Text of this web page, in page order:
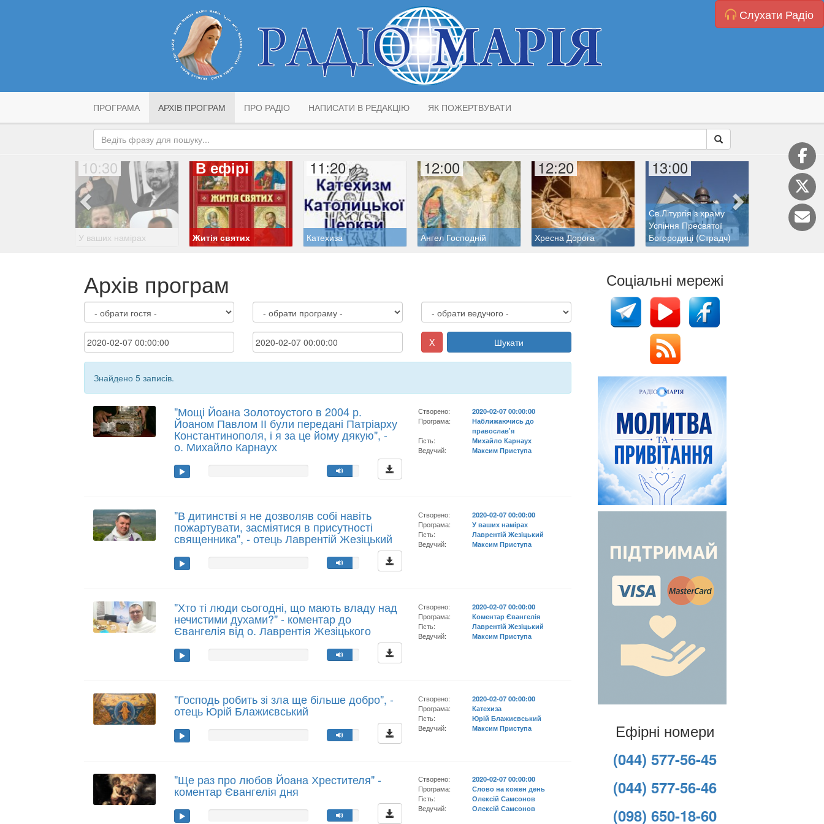
Слухати Радіо
ПРОГРАМА АРХІВ ПРОГРАМ ПРО РАДІО НАПИСАТИ В РЕДАКЦІЮ ЯК ПОЖЕРТВУВАТИ
10:30
У ваших намірах
В ефірі
Житія святих
11:20
Катехиза
12:00
Ангел Господній
12:20
Хресна Дорога
13:00
Св.Літургія з храму
Успіння Пресвятої
Богородиці (Страдч)
14:00
Архів програм
X Шукати
Знайдено 5 записів.
"Мощі Йоана Золотоустого в 2004 р.
Йоаном Павлом ІІ були передані Патріарху
Константинополя, і я за це йому дякую", -
о. Михайло Карнаух
Створено:
2020-02-07 00:00:00
Програма:
Наближаючись до
православ'я
Гість:
Михайло Карнаух
Ведучий:
Максим Приступа
"В дитинстві я не дозволяв собі навіть
пожартувати, засміятися в присутності
священника", - отець Лаврентій Жезіцький
Створено:
2020-02-07 00:00:00
Програма:
У ваших намірах
Гість:
Лаврентій Жезіцький
Ведучий:
Максим Приступа
"Хто ті люди сьогодні, що мають владу над
нечистими духами?" - коментар до
Євангелія від о. Лаврентія Жезіцького
Створено:
2020-02-07 00:00:00
Програма:
Коментар Євангелія
Гість:
Лаврентій Жезіцький
Ведучий:
Максим Приступа
"Господь робить зі зла ще більше добро", -
отець Юрій Блажиєвський
Створено:
2020-02-07 00:00:00
Програма:
Катехиза
Гість:
Юрій Блажиєвський
Ведучий:
Максим Приступа
"Ще раз про любов Йоана Хрестителя" -
коментар Євангелія дня
Створено:
2020-02-07 00:00:00
Програма:
Слово на кожен день
Гість:
Олексій Самсонов
Ведучий:
Олексій Самсонов
Соціальні мережі
Ефірні номери
(044) 577-56-45
(044) 577-56-46
(098) 650-18-60